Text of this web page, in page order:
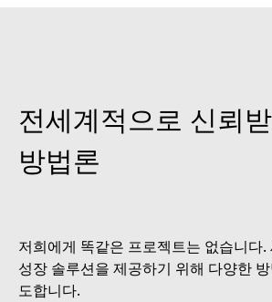
전세계적으로 신뢰
방법론
저희에게 똑같은 프로젝트는 없습니다.
성장 솔루션을 제공하기 위해 다양한
도합니다.